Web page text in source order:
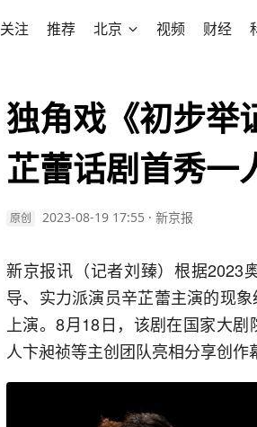
关注 推荐 北京 视频 财经
独角戏《初步举
芷蕾话剧首秀一
原创 2023-08-19 17:55 · 新京报
新京报讯（记者刘臻）根据2023
导、实力派演员辛芷蕾主演的现
上演。8月18日，该剧在国家大
人卞昶祯等主创团队亮相分享创作